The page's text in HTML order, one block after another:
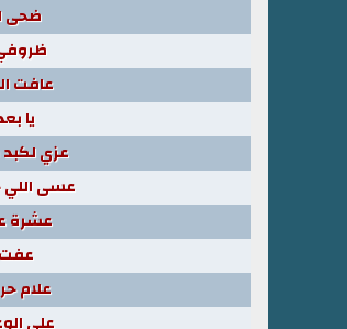
ضحى
عافت
يا
عزي لكبد
عسى
عشرة
عفت
علام
على